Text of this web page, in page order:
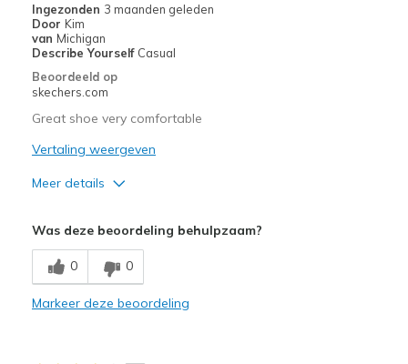
Ingezonden 3 maanden geleden
Door Kim
van Michigan
Describe Yourself Casual
Beoordeeld op
skechers.com
Great shoe very comfortable
Vertaling weergeven
Meer details
Breathe Well
Comfortable
Was deze beoordeling behulpzaam?
0 0
Markeer deze beoordeling